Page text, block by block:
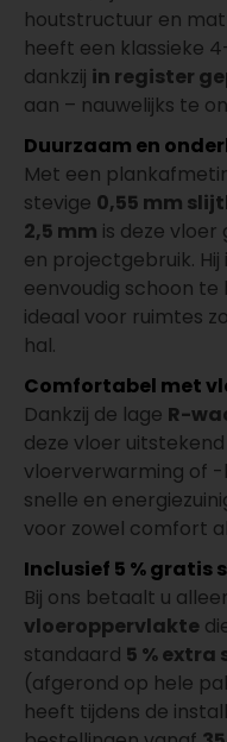
houtstructuur en
heeft een klassieke
dankzij in register
aan – nauwelijks te
Duurzaam en
Met een
stevige 0,55 mm
2,5 mm is deze
en projectgebruik.
eenvoudig schoon te
ideaal voor ruimtes
hal.
Comfortabel met
Dankzij de lage R-
deze vloer
vloerverwarming of -
snelle en
voor zowel comfort
Inclusief 5 % gratis
Bij ons betaalt u
vloeroppervlakte
standaard 5 %
(afgerond op hele
heeft tijdens de